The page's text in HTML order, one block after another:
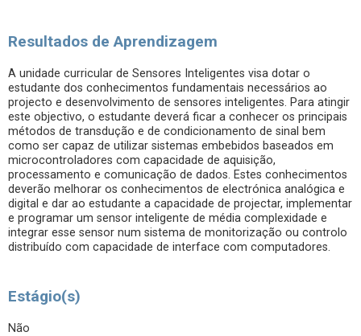
Resultados de Aprendizagem
A unidade curricular de Sensores Inteligentes visa dotar o
estudante dos conhecimentos fundamentais necessários ao
projecto e desenvolvimento de sensores inteligentes. Para atingir
este objectivo, o estudante deverá ficar a conhecer os principais
métodos de transdução e de condicionamento de sinal bem
como ser capaz de utilizar sistemas embebidos baseados em
microcontroladores com capacidade de aquisição,
processamento e comunicação de dados. Estes conhecimentos
deverão melhorar os conhecimentos de electrónica analógica e
digital e dar ao estudante a capacidade de projectar, implementar
e programar um sensor inteligente de média complexidade e
integrar esse sensor num sistema de monitorização ou controlo
distribuído com capacidade de interface com computadores.
Estágio(s)
Não